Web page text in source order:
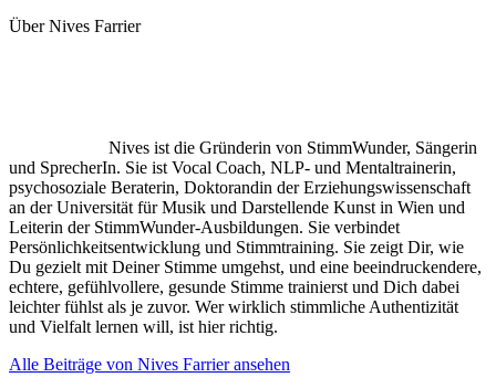
Über Nives Farrier
Nives ist die Gründerin von StimmWunder, Sängerin
und SprecherIn. Sie ist Vocal Coach, NLP- und Mentaltrainerin,
psychosoziale Beraterin, Doktorandin der Erziehungswissenschaft
an der Universität für Musik und Darstellende Kunst in Wien und
Leiterin der StimmWunder-Ausbildungen. Sie verbindet
Persönlichkeitsentwicklung und Stimmtraining. Sie zeigt Dir, wie
Du gezielt mit Deiner Stimme umgehst, und eine beeindruckendere,
echtere, gefühlvollere, gesunde Stimme trainierst und Dich dabei
leichter fühlst als je zuvor. Wer wirklich stimmliche Authentizität
und Vielfalt lernen will, ist hier richtig.
Alle Beiträge von Nives Farrier ansehen